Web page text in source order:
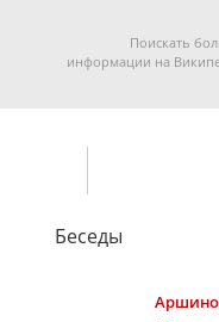
Поискать
информации на
Беседы